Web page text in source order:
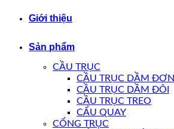
Giới thiệu
Sản phẩm
CẦU TRỤC
CẦU TRỤC DẦM ĐƠN
CẦU TRỤC DẦM ĐÔI
CẦU TRỤC TREO
CẨU QUAY
CỔNG TRỤC